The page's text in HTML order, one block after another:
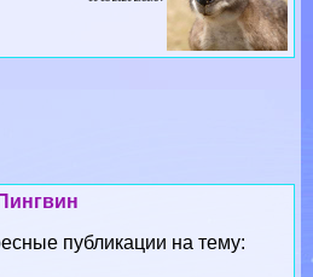
публикации на тему: